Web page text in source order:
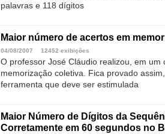
palavras e 118 dígitos
Maior número de acertos em
04/08/2007 12452 exibições
O professor José Cláudio realizou, em
memorização coletiva. Fica provado
ferramenta que deve ser estimulada
Maior Número de Dígitos da
Corretamente em 60 segundos no